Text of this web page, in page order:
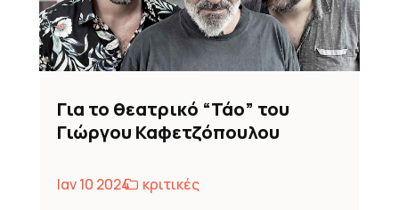
Για το θεατρικό “Τάο” του
Γιώργου Καφετζόπουλου
Ιαν 10 2024
κριτικές